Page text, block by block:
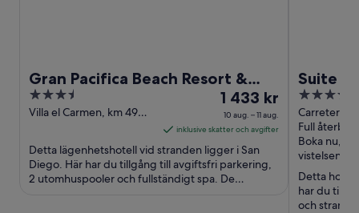
Gran Pacifica Beach Resort &
Homes
3.5
out
5
Villa el Carmen, km 49
Priset
är
1 433 kr
per
natt
mellan
1 433 kr
10 aug. – 11 aug.
inklusive skatter och avgifter
Detta lägenhetshotell vid stranden ligger i San
Diego. Här har du tillgång till avgiftsfri parkering,
2 utomhuspooler och fullständigt spa. De
Suite
3.5
out
of
5
Carretera
49, 11 KM
Carmen
Full
Boka nu,
vistelsen
Detta
har du
och strand.